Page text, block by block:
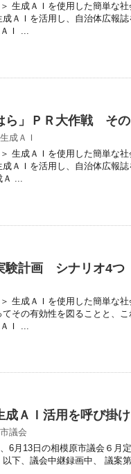
生成ＡＩを使用した簡単な
Ｉを活用し、自治体広報誌
Ｉ ...
ら」ＰＲ大作戦 その
生成ＡＩ
生成ＡＩを使用した簡単な
Ｉを活用し、自治体広報誌
...
験計画 シナリオ4つ
生成ＡＩを使用した簡単な
その有効性を図ることと、
Ｉ ...
ＡＩ活用を呼び掛
議会
6月13日の相模原市議会６月
以下、議会中継録画中、 議案